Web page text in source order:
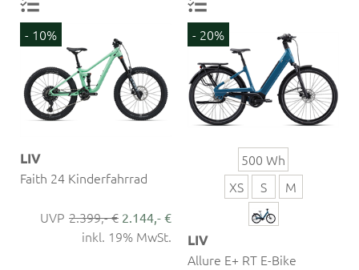
- 10%
LIV
Faith 24 Kinderfahrrad
2.399,- € 2.144,- €
inkl. 19% MwSt.
- 20%
500 Wh
XS
S M
LIV
Allure E+ RT E-Bike